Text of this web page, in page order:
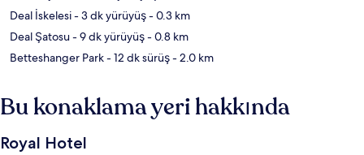
Deal İskelesi- 3 dk yürüyüş- 0.3 km
Deal Şatosu- 9 dk yürüyüş- 0.8 km
Betteshanger Park- 12 dk sürüş- 2.0 km
Bu konaklama yeri hakkında
Royal Hotel